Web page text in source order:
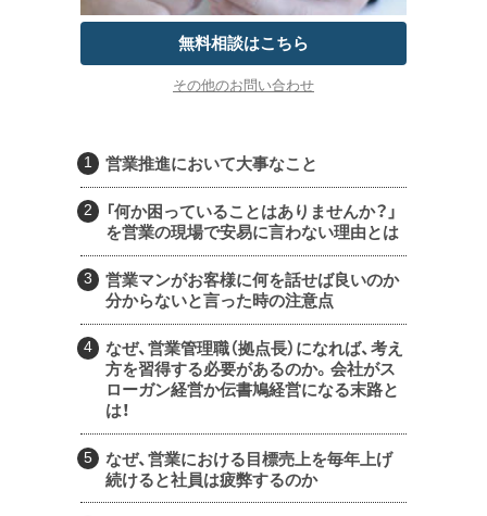
無料相談はこちら
その他のお問い合わせ
営業推進において大事なこと
「何か困っていることはありませんか？」
を営業の現場で安易に言わない理由とは
営業マンがお客様に何を話せば良いのか
分からないと言った時の注意点
なぜ、営業管理職（拠点長）になれば、考え
方を習得する必要があるのか。会社がス
ローガン経営か伝書鳩経営になる末路と
は！
なぜ、営業における目標売上を毎年上げ
続けると社員は疲弊するのか